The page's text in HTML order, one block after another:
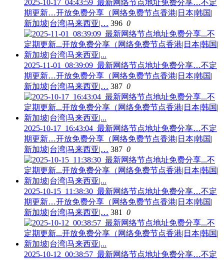
2025-10-17_04:43:59_最新网络节点地址免费分享…不定
期更新…开放免费分享（网络免费节点香港|日本|韩国|
新加坡|台湾|马来西亚|… 396 0
2025-11-01_08:39:09_最新网络节点地址免费分享…不定
期更新…开放免费分享（网络免费节点香港|日本|韩国|
新加坡|台湾|马来西亚|… 387 0
2025-10-17_16:43:04_最新网络节点地址免费分享…不定
期更新…开放免费分享（网络免费节点香港|日本|韩国|
新加坡|台湾|马来西亚|… 387 0
2025-10-15_11:38:30_最新网络节点地址免费分享…不定
期更新…开放免费分享（网络免费节点香港|日本|韩国|
新加坡|台湾|马来西亚|… 381 0
2025-10-12_00:38:57_最新网络节点地址免费分享…不定